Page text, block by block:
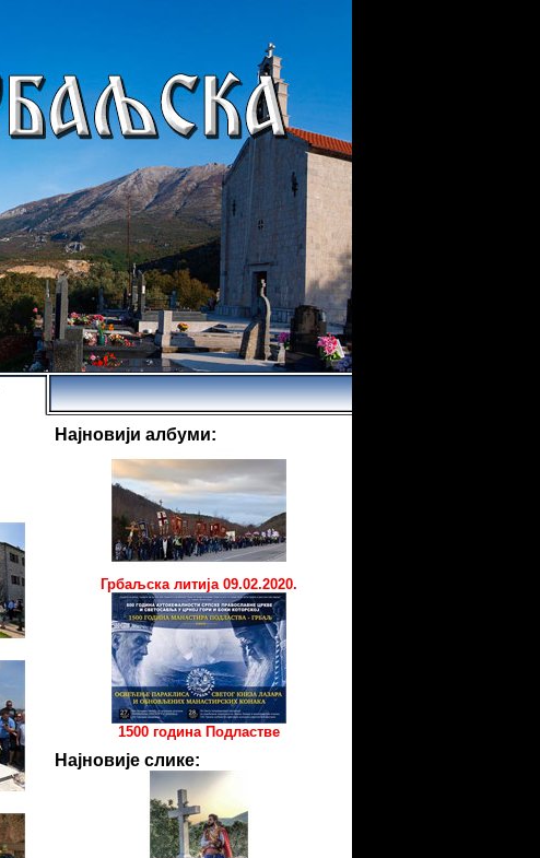
Најновији албуми:
Грбаљска литија 09.02.2020.
1500 година Подластве
Најновије слике: